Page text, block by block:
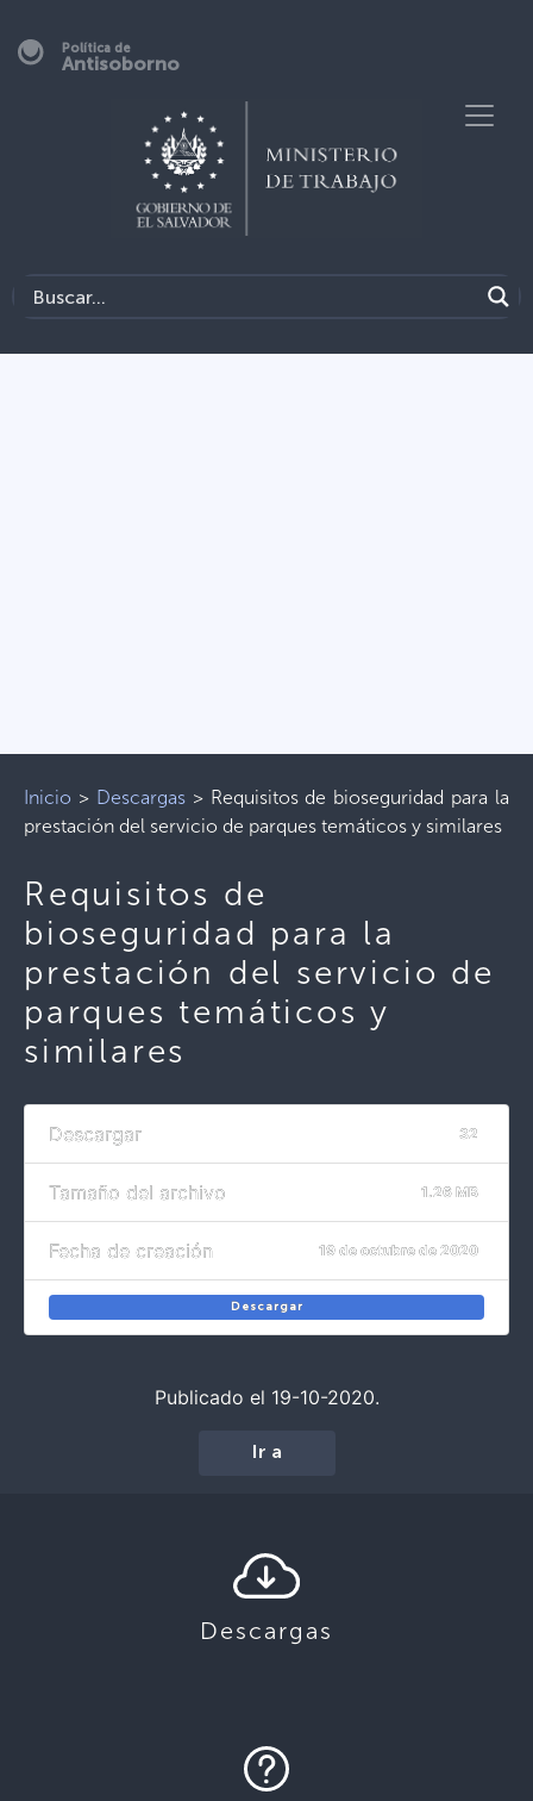
Política de
Antisoborno
Inicio > Descargas> Requisitos de bioseguridad para la
prestación del servicio de parques temáticos y similares
Requisitos de
bioseguridad para la
prestación del servicio de
parques temáticos y
similares
Descargar 32
Tamaño del archivo 1.26 MB
Fecha de creación 19 de octubre de 2020
Descargar
Publicado el 19-10-2020.
Ir a
Descargas